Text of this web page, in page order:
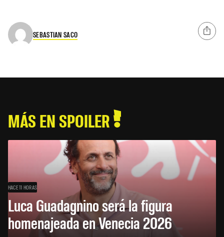
SEBASTIAN SACO
MÁS EN SPOILER
HACE 11 HORAS
Luca Guadagnino será la figura
homenajeada en Venecia 2026